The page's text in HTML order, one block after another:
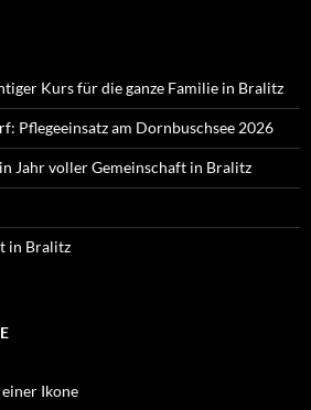
Kurs für die ganze Familie in Bralitz
Pflegeeinsatz am Dornbuschsee 2026
Jahr voller Gemeinschaft in Bralitz
in Bralitz
Ikone